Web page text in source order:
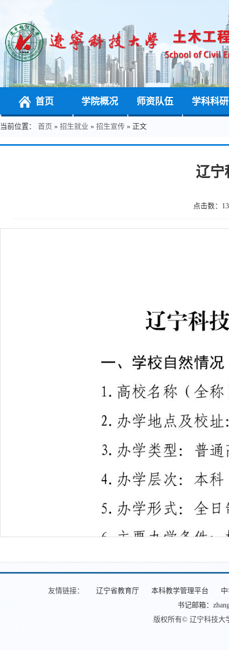
首页 学院概况 师资队伍 学科科研
当前位置： 首页 » 招生就业 » 招生宣传 » 正文
辽宁
点击数：
友情链接： 辽宁省教育厅 本科教学管理平台
书记邮箱：
版权所有© 辽宁科技大